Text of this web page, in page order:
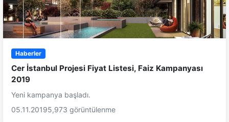
Haberler
Cer İstanbul Projesi Fiyat Listesi, Faiz Kampanyası
2019
Yeni kampanya başladı.
05.11.20195,973 görüntülenme